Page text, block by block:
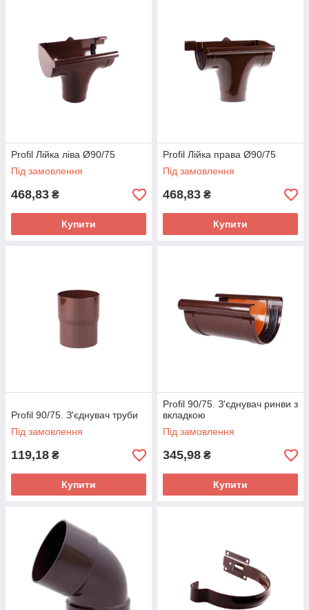
Profil Лійка ліва Ø90/75
Під замовлення
468,83 ₴
Купити
Profil Лійка права Ø90/75
Під замовлення
468,83 ₴
Купити
Profil 90/75. З'єднувач труби
Під замовлення
119,18 ₴
Купити
Profil 90/75. З'єднувач ринви з
вкладкою
Під замовлення
345,98 ₴
Купити